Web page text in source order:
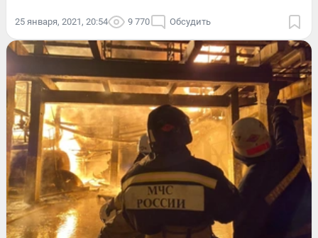
25 января, 2021, 20:54 9 770 Обсудить